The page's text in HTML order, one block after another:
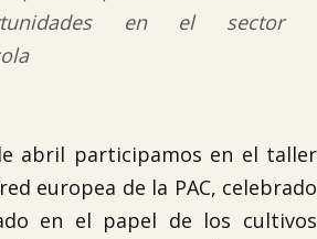
en el sector
abril participamos en el taller
europea de la PAC, celebrado
en el papel de los cultivos